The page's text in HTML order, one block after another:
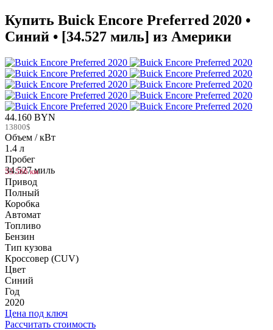
Купить Buick Encore Preferred 2020 •
Синий • [34.527 миль] из Америки
44.160 BYN
13800$
Объем / кВт
1.4 л
Пробег
34.527 миль
55.566 км
Привод
Полный
Коробка
Автомат
Топливо
Бензин
Тип кузова
Кроссовер (CUV)
Цвет
Синий
Год
2020
Цена под ключ
Рассчитать стоимость